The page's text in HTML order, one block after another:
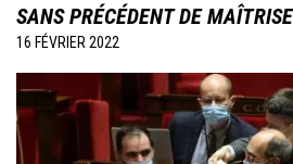
SANS PRÉCÉDENT DE
16 FÉVRIER 2022
Image